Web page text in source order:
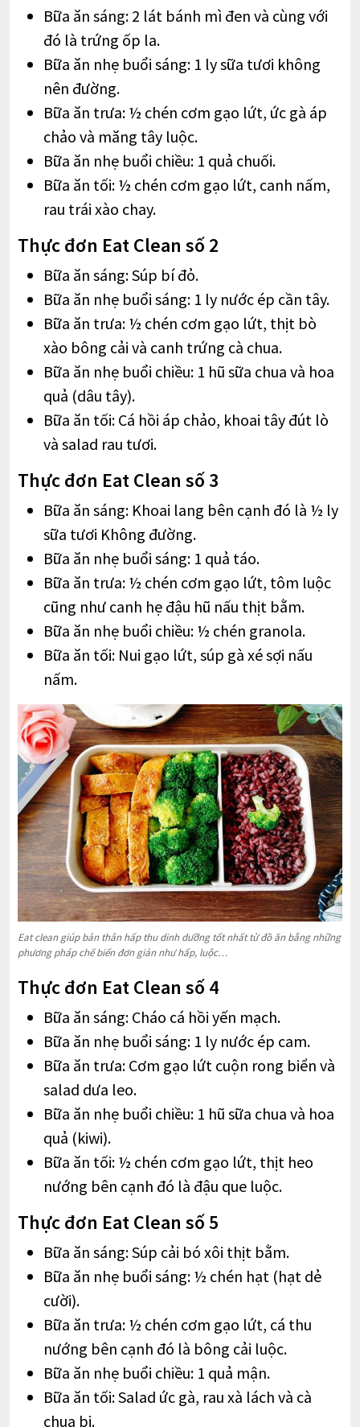
Bữa ăn sáng: 2 lát bánh mì đen và cùng với
đó là trứng ốp la.
Bữa ăn nhẹ buổi sáng: 1 ly sữa tươi không
nên đường.
Bữa ăn trưa: ½ chén cơm gạo lứt, ức gà áp
chảo và măng tây luộc.
Bữa ăn nhẹ buổi chiều: 1 quả chuối.
Bữa ăn tối: ½ chén cơm gạo lứt, canh nấm,
rau trái xào chay.
Thực đơn Eat Clean số 2
Bữa ăn sáng: Súp bí đỏ.
Bữa ăn nhẹ buổi sáng: 1 ly nước ép cần tây.
Bữa ăn trưa: ½ chén cơm gạo lứt, thịt bò
xào bông cải và canh trứng cà chua.
Bữa ăn nhẹ buổi chiều: 1 hũ sữa chua và hoa
quả (dâu tây).
Bữa ăn tối: Cá hồi áp chảo, khoai tây đút lò
và salad rau tươi.
Thực đơn Eat Clean số 3
Bữa ăn sáng: Khoai lang bên cạnh đó là ½ ly
sữa tươi Không đường.
Bữa ăn nhẹ buổi sáng: 1 quả táo.
Bữa ăn trưa: ½ chén cơm gạo lứt, tôm luộc
cũng như canh hẹ đậu hũ nấu thịt bằm.
Bữa ăn nhẹ buổi chiều: ½ chén granola.
Bữa ăn tối: Nui gạo lứt, súp gà xé sợi nấu
nấm.
Eat clean giúp bản thân hấp thu dinh dưỡng tốt nhất từ đồ ăn bằng những
phương pháp chế biến đơn giản như hấp, luộc…
Thực đơn Eat Clean số 4
Bữa ăn sáng: Cháo cá hồi yến mạch.
Bữa ăn nhẹ buổi sáng: 1 ly nước ép cam.
Bữa ăn trưa: Cơm gạo lứt cuộn rong biển và
salad dưa leo.
Bữa ăn nhẹ buổi chiều: 1 hũ sữa chua và hoa
quả (kiwi).
Bữa ăn tối: ½ chén cơm gạo lứt, thịt heo
nướng bên cạnh đó là đậu que luộc.
Thực đơn Eat Clean số 5
Bữa ăn sáng: Súp cải bó xôi thịt bằm.
Bữa ăn nhẹ buổi sáng: ½ chén hạt (hạt dẻ
cười).
Bữa ăn trưa: ½ chén cơm gạo lứt, cá thu
nướng bên cạnh đó là bông cải luộc.
Bữa ăn nhẹ buổi chiều: 1 quả mận.
Bữa ăn tối: Salad ức gà, rau xà lách và cà
chua bi.